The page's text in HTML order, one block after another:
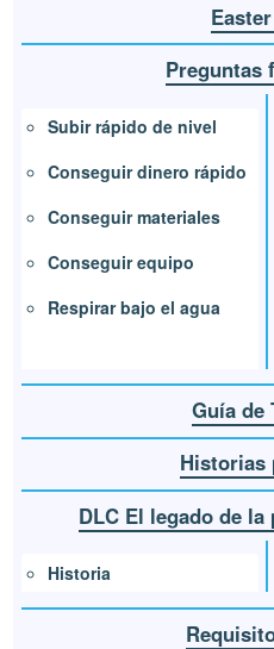
Preguntas
Subir rápido de nivel
Conseguir dinero rápido
Conseguir materiales
Conseguir equipo
Respirar bajo el agua
Guía de
Historias
DLC El legado de
Historia